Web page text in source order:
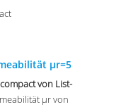
µr=5
von List-
µr von